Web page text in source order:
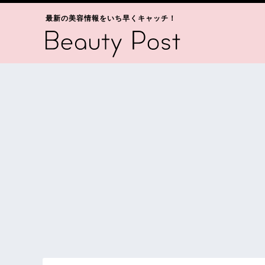
最新の美容情報をいち早くキャッチ！